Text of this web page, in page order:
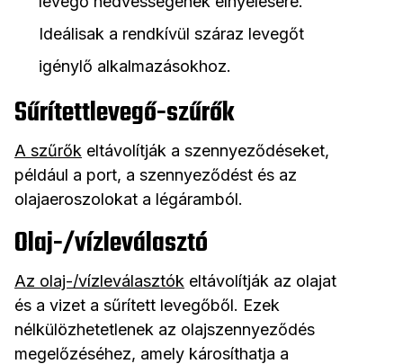
Ideálisak a rendkívül száraz levegőt
igénylő alkalmazásokhoz.
Sűrítettlevegő-szűrők
A szűrők eltávolítják a szennyeződéseket,
például a port, a szennyeződést és az
olajaeroszolokat a légáramból.
Olaj-/vízleválasztó
Az olaj-/vízleválasztók eltávolítják az olajat
és a vizet a sűrített levegőből. Ezek
nélkülözhetetlenek az olajszennyeződés
megelőzéséhez, amely károsíthatja a